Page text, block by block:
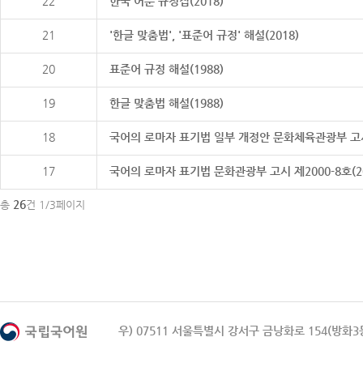
21 '한글 맞춤법', '표준어 규정' 해설(2018)
20 표준어 규정 해설(1988)
19 한글 맞춤법 해설(1988)
18 국어의 로마자 표기법 일부 개정안 문화체육관광부
17 국어의 로마자 표기법 문화관광부 고시 제2000-8호
총 26건 1/3페이지
우) 07511 서울특별시 강서구 금낭화로 154(방화3